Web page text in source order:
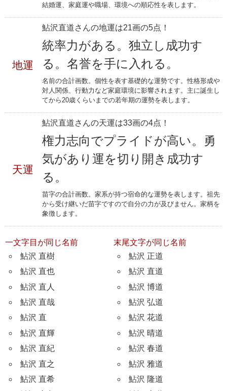
結婚運、家庭運や職場、環境への順応性を表します。
地運
鮎沢直道さんの地運は21画の5点！
統率力がある。独立し成功す
る。名誉を手に入れる。
名前の合計画数。個性を表す基礎的な運勢です。性格形成や
対人関係、行動力など家庭環境に影響されます。主に誕生し
てから20歳くらいまでの若年期の運勢を表します。
天運
鮎沢直道さんの天運は33画の4点！
権力志向でプライドが高い。勇
気があり運を切り開き成功す
る。
苗字の合計画数。家系が持つ宿命的な運勢を表します。祖先
から受け継いだ苗字ですので自分の力が及びません。家柄を
象徴します。
一文字目が同じ名前
鮎沢 直樹
鮎沢 直也
鮎沢 直人
鮎沢 直哉
鮎沢 直
鮎沢 直輝
鮎沢 直紀
鮎沢 直之
鮎沢 直希
末尾文字が同じ名前
鮎沢 正道
鮎沢 直道
鮎沢 博道
鮎沢 弘道
鮎沢 花道
鮎沢 晴道
鮎沢 春道
鮎沢 雅道
鮎沢 隆道